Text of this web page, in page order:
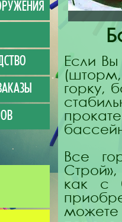
Если Вы
(шторм,
горку,
Все
как с